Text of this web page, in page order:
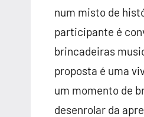
num misto de
participante é
brincadeiras
proposta é uma
um momento de
desenrolar da